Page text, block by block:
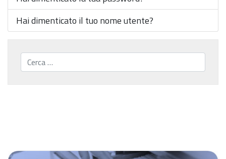
Hai dimenticato il tuo nome utente?
Cerca...